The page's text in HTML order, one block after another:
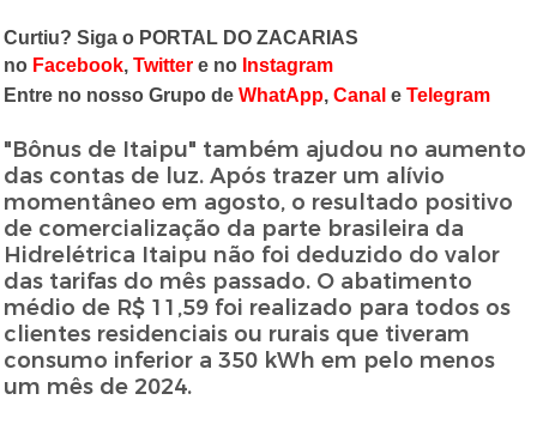
Curtiu? Siga o PORTAL DO ZACARIAS
no Facebook,Twitter e no Instagram
Entre no nosso Grupo deWhatApp,Canal eTelegram
"Bônus de Itaipu" também ajudou no aumento
das contas de luz. Após trazer um alívio
momentâneo em agosto, o resultado positivo
de comercialização da parte brasileira da
Hidrelétrica Itaipu não foi deduzido do valor
das tarifas do mês passado. O abatimento
médio de R$ 11,59 foi realizado para todos os
clientes residenciais ou rurais que tiveram
consumo inferior a 350 kWh em pelo menos
um mês de 2024.